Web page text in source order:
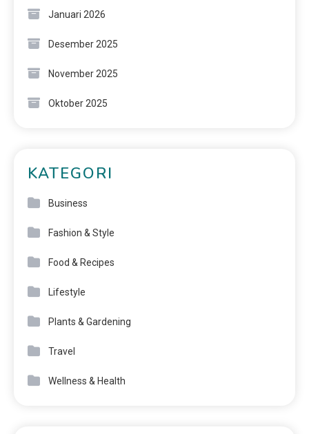
Januari 2026
Desember 2025
November 2025
Oktober 2025
KATEGORI
Business
Fashion & Style
Food & Recipes
Lifestyle
Plants & Gardening
Travel
Wellness & Health